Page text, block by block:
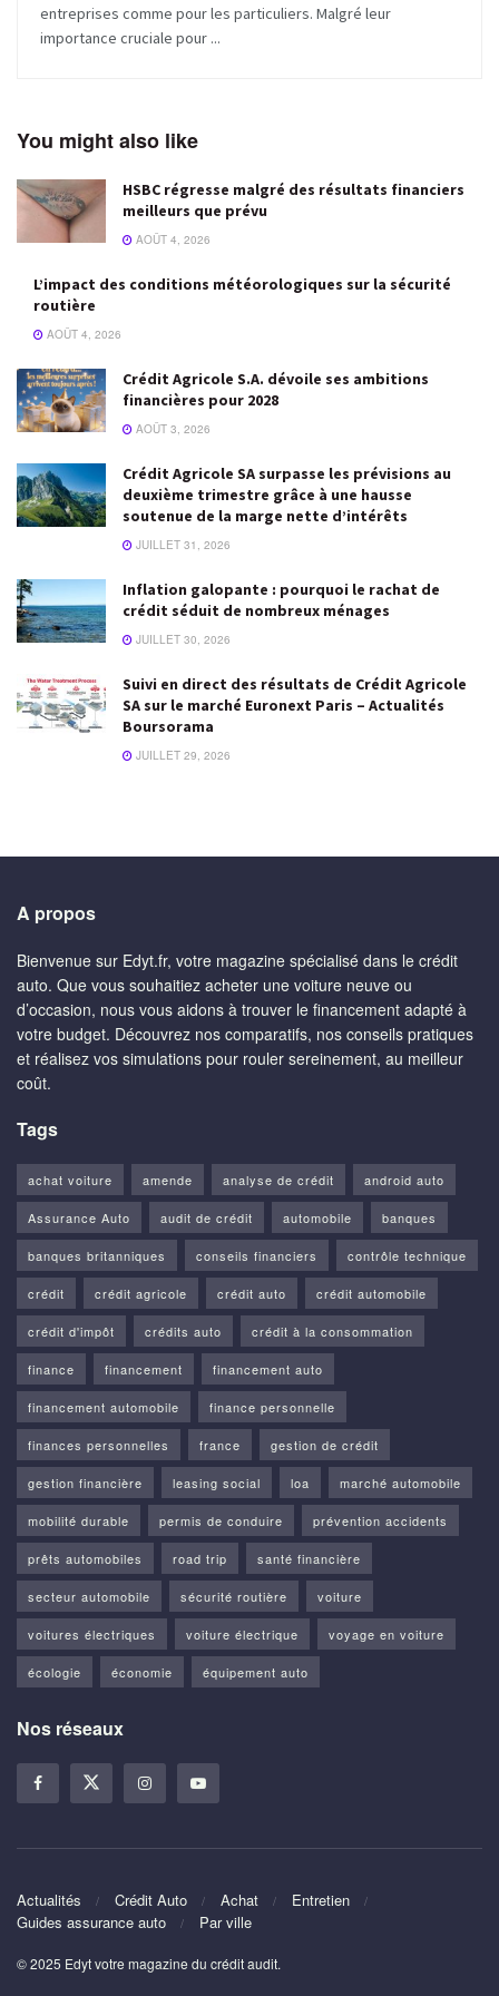
entreprises comme pour les particuliers. Malgré leur
importance cruciale pour ...
You might also like
HSBC régresse malgré des résultats financiers
meilleurs que prévu
AOÛT 4, 2026
L’impact des conditions météorologiques sur la sécurité
routière
AOÛT 4, 2026
Crédit Agricole S.A. dévoile ses ambitions
financières pour 2028
AOÛT 3, 2026
Crédit Agricole SA surpasse les prévisions au
deuxième trimestre grâce à une hausse
soutenue de la marge nette d’intérêts
JUILLET 31, 2026
Inflation galopante : pourquoi le rachat de
crédit séduit de nombreux ménages
JUILLET 30, 2026
Suivi en direct des résultats de Crédit Agricole
SA sur le marché Euronext Paris – Actualités
Boursorama
JUILLET 29, 2026
A propos
Bienvenue sur Edyt.fr, votre magazine spécialisé dans le crédit
auto. Que vous souhaitiez acheter une voiture neuve ou
d’occasion, nous vous aidons à trouver le financement adapté à
votre budget. Découvrez nos comparatifs, nos conseils pratiques
et réalisez vos simulations pour rouler sereinement, au meilleur
coût.
Tags
achat voiture amende analyse de crédit android auto
Assurance Auto audit de crédit automobile banques
banques britanniques conseils financiers contrôle technique
crédit crédit agricole crédit auto crédit automobile
crédit d'impôt crédits auto crédit à la consommation
finance financement financement auto
financement automobile finance personnelle
finances personnelles france gestion de crédit
gestion financière leasing social loa marché automobile
mobilité durable permis de conduire prévention accidents
prêts automobiles road trip santé financière
secteur automobile sécurité routière voiture
voitures électriques voiture électrique voyage en voiture
écologie économie équipement auto
Nos réseaux
Actualités Crédit Auto Achat
Entretien
Guides assurance auto
Par ville
© 2025 Edyt votre magazine du crédit audit.